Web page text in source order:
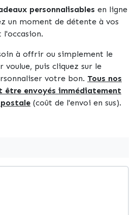
personnalisables en ligne
un moment de détente à vos
l'occasion.
à offrir ou simplement le
voulue, puis cliquez sur le
votre bon. Tous nos
être envoyés immédiatement
(coût de l'envoi en sus).